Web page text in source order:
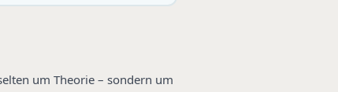
um Theorie – sondern um